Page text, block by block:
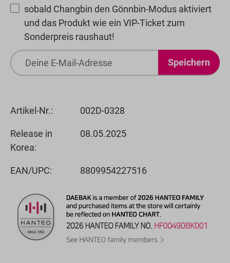
sobald Changbin den Gönnbin-Modus aktiviert
und das Produkt wie ein VIP-Ticket zum
Sonderpreis raushaut!
Speichern
Artikel-Nr.: 002D-0328
Release in
Korea:
08.05.2025
EAN/UPC: 8809954227516